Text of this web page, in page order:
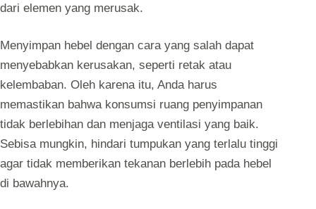
dari elemen yang merusak.
Menyimpan hebel dengan cara yang salah dapat
menyebabkan kerusakan, seperti retak atau
kelembaban. Oleh karena itu, Anda harus
memastikan bahwa konsumsi ruang penyimpanan
tidak berlebihan dan menjaga ventilasi yang baik.
Sebisa mungkin, hindari tumpukan yang terlalu tinggi
agar tidak memberikan tekanan berlebih pada hebel
di bawahnya.